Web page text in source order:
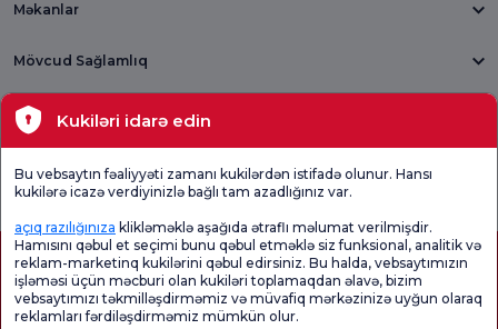
Məkanlar
Mövcud Sağlamlıq
Tibbi bölmələr
Ümumi
Məmnuniyyət
Sorğusu
Məmnuniyyət
Sorğusunu
yoxlayın.
Promo
Kukiləri idarə edin
Bu vebsaytın fəaliyyəti zamanı kukilərdən istifadə olunur. Hansı
kukilərə icazə verdiyinizlə bağlı tam azadlığınız var.
açıq razılığınıza klikləməklə aşağıda ətraflı məlumat verilmişdir.
Hamısını qəbul et seçimi bunu qəbul etməklə siz funksional, analitik və
reklam-marketinq kukilərini qəbul edirsiniz. Bu halda, vebsaytımızın
işləməsi üçün məcburi olan kukiləri toplamaqdan əlavə, bizim
vebsaytımızı təkmilləşdirməmiz və müvafiq mərkəzinizə uyğun olaraq
reklamları fərdiləşdirməmiz mümkün olur.